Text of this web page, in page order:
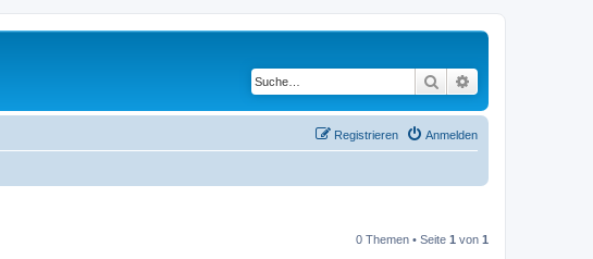
Suche
Anmelden
Registrieren
0 Themen • Seite 1 von 1